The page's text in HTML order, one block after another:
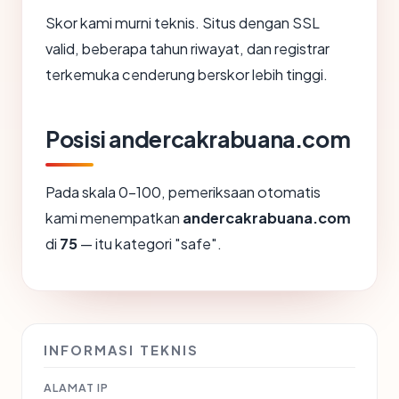
Skor kami murni teknis. Situs dengan SSL
valid, beberapa tahun riwayat, dan registrar
terkemuka cenderung berskor lebih tinggi.
Posisi andercakrabuana.com
Pada skala 0-100, pemeriksaan otomatis
kami menempatkan andercakrabuana.com
di 75— itu kategori "safe".
INFORMASI TEKNIS
ALAMAT IP